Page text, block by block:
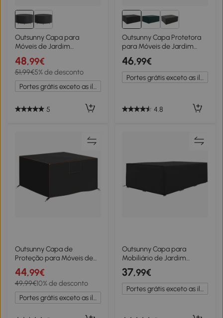
Outsunny Capa para
Móveis de Jardim
Resistente ao Inverno
Impermeável Cobertura
Anti-UV Lona em Tecido
Oxford 420D Ø214x70 cm
Preto
48,99€
51,99€5% de desconto
5
Outsunny Capa Protetora
para Móveis de Jardim
Resistente ao Inverno
Wasserdicht Anti-UV Lona
de Cobertura 235x190x90
cm Preto
46,99€
4.8
Outsunny Capa de
Proteção para Móveis de
Jardim Resistente ao
Inverno Impermeável Anti
UV Lona em Tecido Oxford
420D 125x125x74 cm Preto
44,99€
49,99€10% de desconto
Portes grátis exceto as ilhas
Outsunny Capa para
Mobiliário de Jardim
222x155x67 cm Tecido
Oxford Impermeável Preto
37,99€
Portes grátis exceto as ilhas